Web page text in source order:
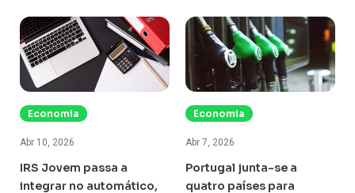
Economia
Abr 10, 2026
IRS Jovem passa a
integrar no automático,
Economia
Abr 7, 2026
Portugal junta-se a
quatro países para